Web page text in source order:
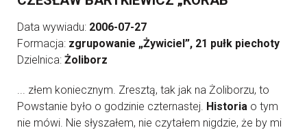
Data wywiadu: 2006-07-27
Formacja: zgrupowanie „Żywiciel”, 21 pułk piechoty
Dzielnica: Żoliborz
... złem koniecznym. Zresztą, tak jak na Żoliborzu, to
Powstanie było o godzinie czternastej. Historia o tym
nie mówi. Nie słyszałem, nie czytałem nigdzie, że by mi